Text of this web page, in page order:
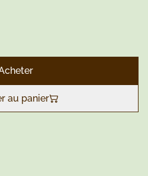
au panier